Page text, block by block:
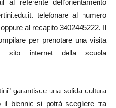
al referente dell’orientamento
telefonare al numero
al recapito 3402445222. Il
per prenotare una visita
sito internet della scuola
garantisce una solida cultura
il biennio si potrà scegliere tra